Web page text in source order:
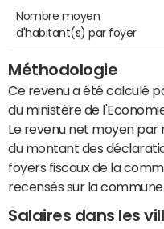
Nombre moyen
d'habitant(s) par foyer
Méthodologie
Ce revenu a été calculé
du ministère de
Le revenu net moyen
du montant des
foyers fiscaux de la
recensés sur la commune.
Salaires dans les